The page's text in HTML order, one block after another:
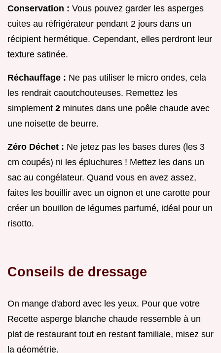
Conservation : Vous pouvez garder les asperges
cuites au réfrigérateur pendant 2 jours dans un
récipient hermétique. Cependant, elles perdront leur
texture satinée.
Réchauffage : Ne pas utiliser le micro ondes, cela
les rendrait caoutchouteuses. Remettez les
simplement 2 minutes dans une poêle chaude avec
une noisette de beurre.
Zéro Déchet : Ne jetez pas les bases dures (les 3
cm coupés) ni les épluchures ! Mettez les dans un
sac au congélateur. Quand vous en avez assez,
faites les bouillir avec un oignon et une carotte pour
créer un bouillon de légumes parfumé, idéal pour un
risotto.
Conseils de dressage
On mange d'abord avec les yeux. Pour que votre
Recette asperge blanche chaude ressemble à un
plat de restaurant tout en restant familiale, misez sur
la géométrie.